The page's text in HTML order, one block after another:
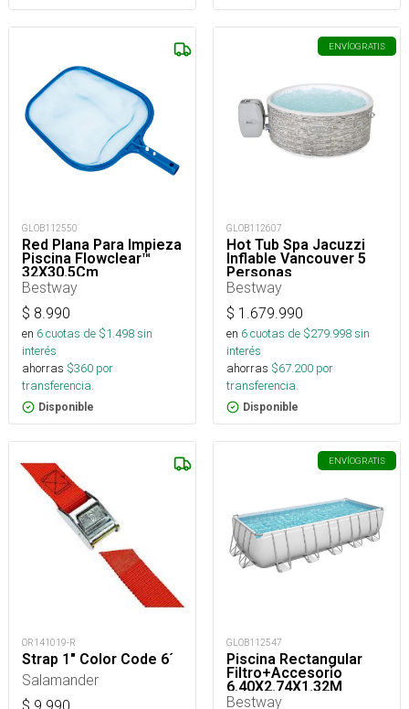
GLOB112550
Red Plana Para Impieza
Piscina Flowclear™
32X30.5Cm
Bestway
$ 8.990
en 6cuotas de $1.498sin
interés
ahorras $360 por
transferencia.
Disponible
ENVÍOGRATIS
GLOB112607
Hot Tub Spa Jacuzzi
Inflable Vancouver 5
Personas
Bestway
$ 1.679.990
en 6cuotas de $279.998sin
interés
ahorras $67.200 por
transferencia.
Disponible
OR141019-R
Strap 1" Color Code 6´
Salamander
ENVÍOGRATIS
GLOB112547
Piscina Rectangular
Filtro+Accesorio
6.40X2.74X1.32M
Bestway